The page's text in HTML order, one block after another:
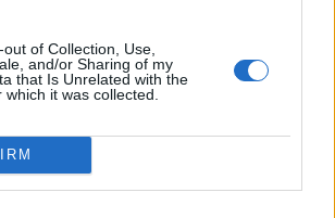
of Collection, Use,
and/or Sharing of my
that Is Unrelated with the
it was collected.